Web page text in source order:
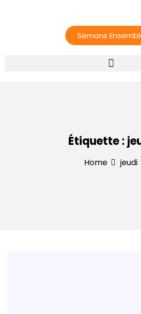
Semons
Étiquette :
Home jeudi